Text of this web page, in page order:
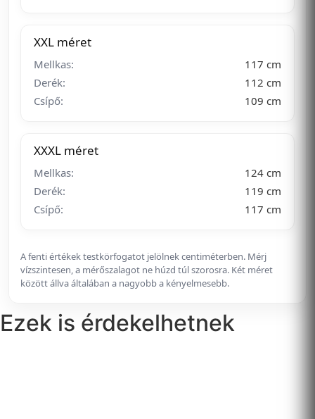
XXL méret
Mellkas:
117 cm
Derék:
112 cm
Csípő:
109 cm
XXXL méret
Mellkas:
124 cm
Derék:
119 cm
Csípő:
117 cm
A fenti értékek testkörfogatot jelölnek centiméterben. Mérj
vízszintesen, a mérőszalagot ne húzd túl szorosra. Két méret
között állva általában a nagyobb a kényelmesebb.
Ezek is érdekelhetnek